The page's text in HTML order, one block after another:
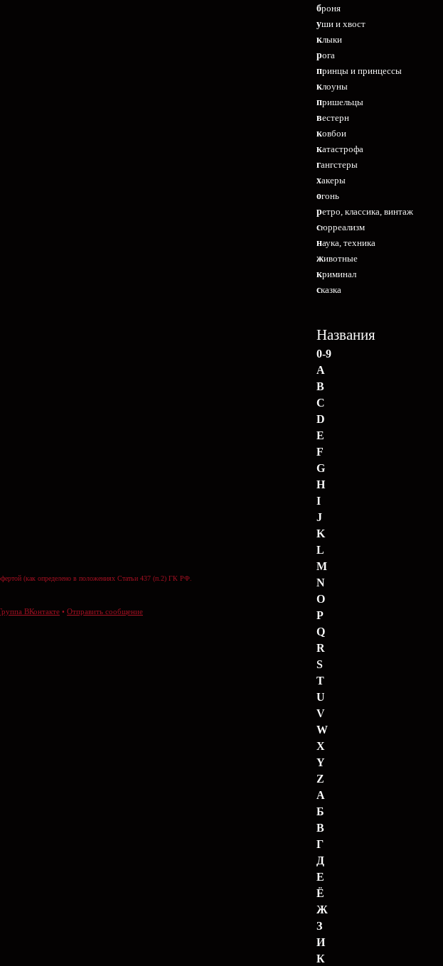
броня
уши и хвост
клыки
рога
принцы и принцессы
клоуны
пришельцы
вестерн
ковбои
катастрофа
гангстеры
хакеры
огонь
ретро, классика, винтаж
сюрреализм
наука, техника
животные
криминал
сказка
Названия
0-9
A
B
C
D
E
F
G
H
I
J
K
L
M
N
O
P
Q
R
S
T
U
V
W
X
Y
Z
А
Б
В
Г
Д
Е
Ё
Ж
З
И
К
(как определено в положениях Статьи 437 (п.2) ГК РФ.
ВКонтакте • Отправить сообщение